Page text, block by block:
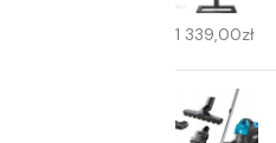
1 339,00zł